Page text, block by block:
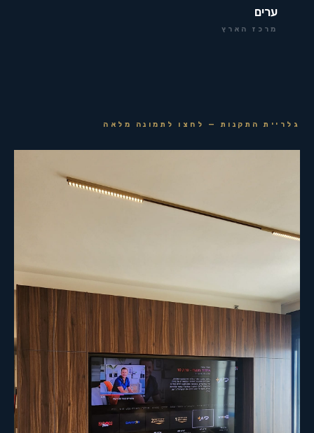
ערים
מרכז הארץ
גלריית התקנות — לחצו לתמונה מלאה